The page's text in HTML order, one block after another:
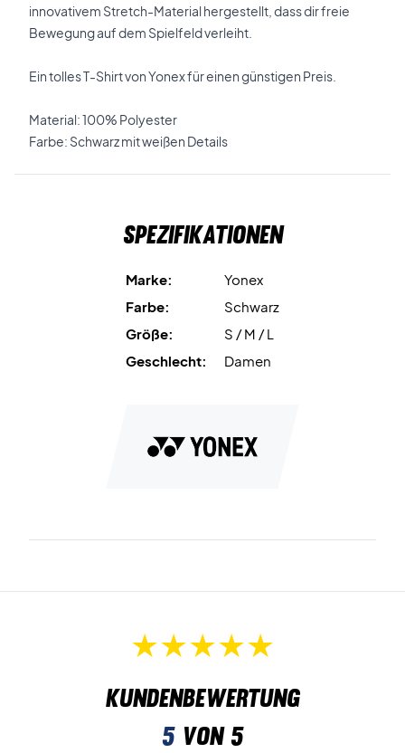
innovativem Stretch-Material hergestellt, dass dir freie
Bewegung auf dem Spielfeld verleiht.
Ein tolles T-Shirt von Yonex für einen günstigen Preis.
Material: 100% Polyester
Farbe: Schwarz mit weißen Details
Spezifikationen
Marke:
Yonex
Farbe:
Schwarz
Größe:
S / M / L
Geschlecht:
Damen
Kundenbewertung
5von 5